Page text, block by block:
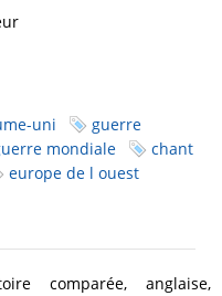
uni
guerre
mondiale
chant
europe de l ouest
comparée, anglaise,